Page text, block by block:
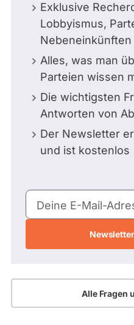
Exklusive
Lobbyismus,
Nebeneinkünften
Alles, was man
Parteien wissen
Die wichtigsten
Antworten von
Der Newsletter
und ist kostenlos
E-
Mail-
Deine E-Mail-
Alle Fragen